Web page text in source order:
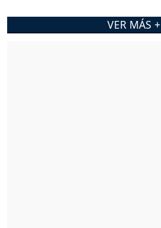
VER MÁS +